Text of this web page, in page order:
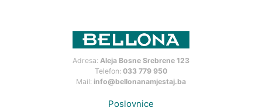
Adresa: Aleja Bosne Srebrene 123
Telefon: 033 779 950
Mail: info@bellonanamjestaj.ba
Poslovnice